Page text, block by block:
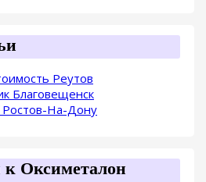
Реутов
Благовещенск
На-Дону
Оксиметалон